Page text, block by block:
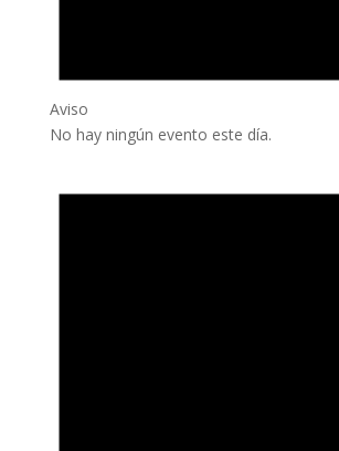
Aviso
No hay ningún evento este día.